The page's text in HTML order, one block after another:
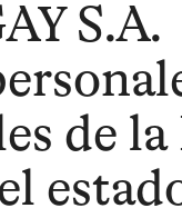
S.A.
de la